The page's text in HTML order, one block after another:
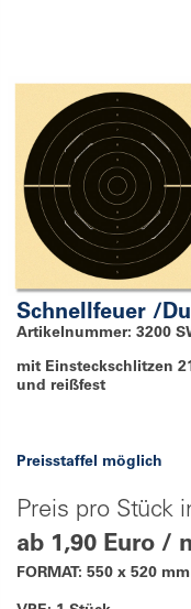
Schnellfeuer /
Artikelnummer: 3200
mit Einsteckschlitzen
und reißfest
Preisstaffel möglich
Preis pro Stück
ab 1,90 Euro /
FORMAT: 550 x 520 mm